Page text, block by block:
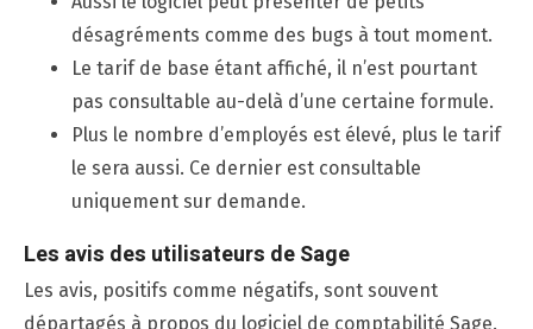
désagréments comme des bugs à tout moment.
Le tarif de base étant affiché, il n’est pourtant
pas consultable au-delà d’une certaine formule.
Plus le nombre d’employés est élevé, plus le tarif
le sera aussi. Ce dernier est consultable
uniquement sur demande.
Les avis des utilisateurs de Sage
Les avis, positifs comme négatifs, sont souvent
départagés à propos du logiciel de comptabilité Sage.